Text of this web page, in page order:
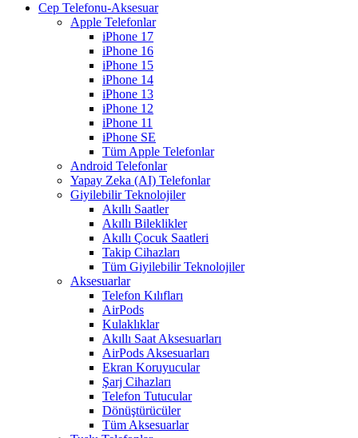
Cep Telefonu-Aksesuar
Apple Telefonlar
iPhone 17
iPhone 16
iPhone 15
iPhone 14
iPhone 13
iPhone 12
iPhone 11
iPhone SE
Tüm Apple Telefonlar
Android Telefonlar
Yapay Zeka (AI) Telefonlar
Giyilebilir Teknolojiler
Akıllı Saatler
Akıllı Bileklikler
Akıllı Çocuk Saatleri
Takip Cihazları
Tüm Giyilebilir Teknolojiler
Aksesuarlar
Telefon Kılıfları
AirPods
Kulaklıklar
Akıllı Saat Aksesuarları
AirPods Aksesuarları
Ekran Koruyucular
Şarj Cihazları
Telefon Tutucular
Dönüştürücüler
Tüm Aksesuarlar